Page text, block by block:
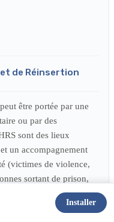
de Réinsertion
être portée par une
ou par des
sont des lieux
un accompagnement
(victimes de violence,
sortant de prison,
Certains dispositifs
public. La durée de
Installer